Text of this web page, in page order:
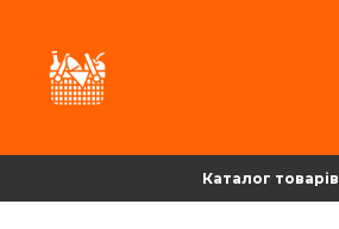
Каталог товарів